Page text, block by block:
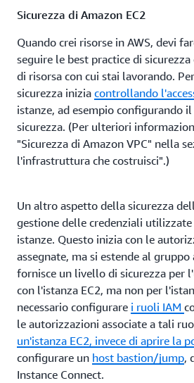
rete perché quando le crei,
protocollo e indirizzi, ma sono
considerarle simili a un firewall
una voce per consentire un tipo
è necessario creare una regola che
di ritorno; essendo stateful, il
consentito. Per comprendere
i gruppi di sicurezza e gli ACL,
Per aggiungere un ulteriore livello
dell'infrastruttura, puoi
Firewall . Il Firewall di rete è un
implementa la protezione per il tuo
Fornisce una protezione più
sicurezza in quanto può
di traffico, ad esempio il
l'identificazione di protocolli, per
evitare che il VPC acceda ai
protocollo non autorizzato.
attraverso la configurazione di
Sicurezza di Amazon EC2
Quando crei risorse in AWS, devi
seguire le best practice di
di risorsa con cui stai lavorando.
sicurezza inizia controllando
istanze, ad esempio configurando
sicurezza. (Per ulteriori
"Sicurezza di Amazon VPC" nella
l'infrastruttura che costruisci".)
Un altro aspetto della sicurezza
gestione delle credenziali
istanze. Questo inizia con le
assegnate, ma si estende al gruppo
fornisce un livello di sicurezza per
con l'istanza EC2, ma non per
necessario configurare i ruoli IAM
le autorizzazioni associate a tali
un'istanza EC2, invece di aprire la
configurare un host bastion/jump,
Instance Connect.